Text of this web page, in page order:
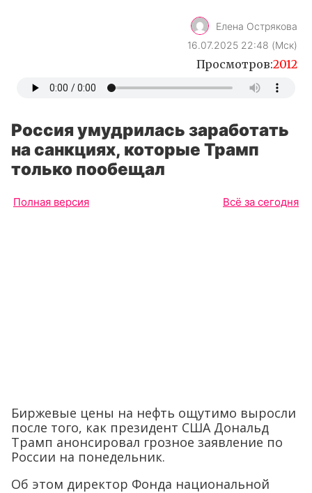
Елена Острякова
16.07.2025 22:48 (Мск)
Просмотров:2012
Россия умудрилась заработать
на санкциях, которые Трамп
только пообещал
Полная версия Всё за сегодня
Биржевые цены на нефть ощутимо выросли
после того, как президент США Дональд
Трамп анонсировал грозное заявление по
России на понедельник.
Об этом директор Фонда национальной